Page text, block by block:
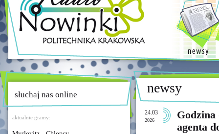
słuchaj nas online
aktualnie gramy:
newsy
24.03
2026
Godzina
agenta